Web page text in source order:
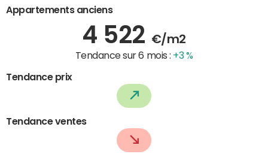
Appartements anciens
4 522 €/m2
Tendance sur 6 mois : +3 %
Tendance prix
Tendance ventes